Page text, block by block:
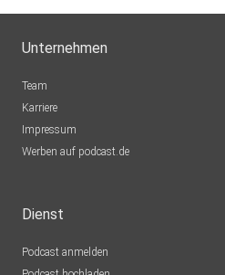
Unternehmen
Team
Karriere
Impressum
Werben auf podcast.de
Dienst
Podcast anmelden